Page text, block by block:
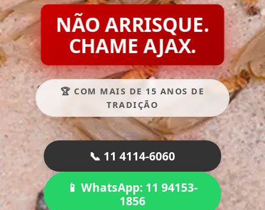
NÃO ARRISQUE.
CHAME AJAX.
🏆 COM MAIS DE 15 ANOS DE
TRADIÇÃO
📞 11 4114-6060
📱 WhatsApp: 11 94153-
1856